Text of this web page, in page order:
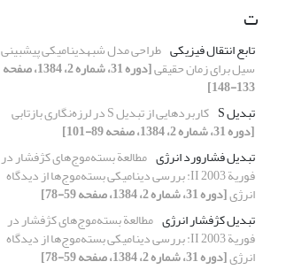
ت
تابع انتقال فیزیکی طراحی مدل شبه‏دینامیکی پیش‏بینی
سیل برای زمان حقیقی [دوره 31، شماره 2، 1384، صفحه
133-148]
تبدیل S
کاربردهایی از تبدیل S در لرزه‌نگاری بازتابی
[دوره 31، شماره 2، 1384، صفحه 89-101]
تبدیل فشارورد انرژی مطالعة بسته‌موج‌های کژفشار در
فوریة 2003 II: بررسی دینامیکی بسته‌موج‌ها از دیدگاه
انرژی[دوره 31، شماره 2، 1384، صفحه 59-78]
تبدیل کژفشار انرژی مطالعة بسته‌موج‌های کژفشار در
فوریة 2003 II: بررسی دینامیکی بسته‌موج‌ها از دیدگاه
انرژی[دوره 31، شماره 2، 1384، صفحه 59-78]